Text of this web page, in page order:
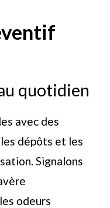
quotidien
avec des
dépôts et les
Signalons
odeurs